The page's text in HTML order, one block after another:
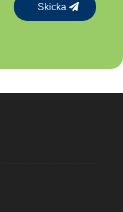
Skicka